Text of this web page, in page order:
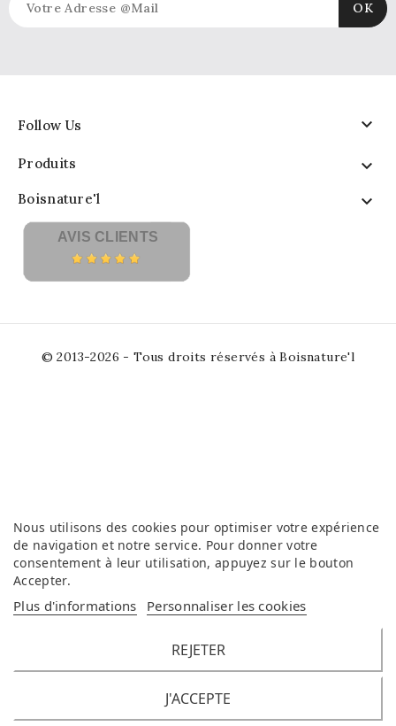
Follow Us 
Produits 
Boisnature'l 
Nous utilisons des cookies pour optimiser votre expérience
de navigation et notre service. Pour donner votre
consentement à leur utilisation, appuyez sur le bouton
Accepter.
Plus d'informations Personnaliser les cookies
REJETER
J'ACCEPTE
AVIS CLIENTS
© 2013-2026 - Tous droits réservés à Boisnature'l